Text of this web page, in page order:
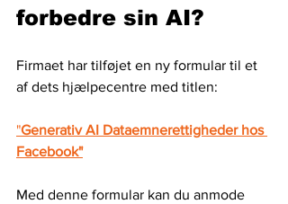
forbedre sin AI?
Firmaet har tilføjet en ny formular til et
af dets hjælpecentre med titlen:
"Generativ AI Dataemnerettigheder hos
Facebook"
Med denne formular kan du anmode